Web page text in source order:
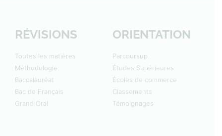
RÉVISIONS
Toutes les matières
Méthodologie
Baccalauréat
Bac de Français
Grand Oral
ORIENTATION
Parcoursup
Études Supérieures
Écoles de commerce
Classements
Témoignages